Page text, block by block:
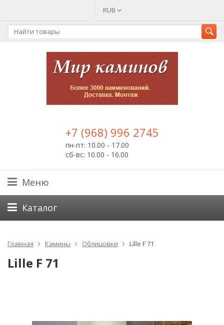
RUB
+7 (968) 996 2745
пн-пт: 10.00 - 17.00
сб-вс: 10.00 - 16.00
Меню
Каталог
Главная Камины Облицовки Lille F 71
Lille F 71